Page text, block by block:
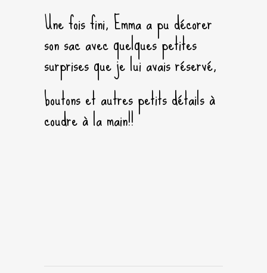
Une fois fini, Emma a pu décorer
son sac avec quelques petites
surprises que je lui avais réservé,
boutons et autres petits détails à
coudre à la main!!